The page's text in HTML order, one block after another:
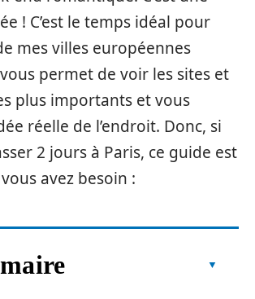
! C’est le temps idéal pour
mes villes européennes
permet de voir les sites et
plus importants et vous
réelle de l’endroit. Donc, si
2 jours à Paris, ce guide est
avez besoin :